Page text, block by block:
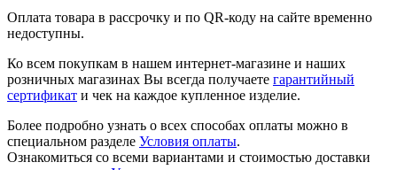
Оплата товара в рассрочку и по QR-коду на сайте временно
недоступны.
Ко всем покупкам в нашем интернет-магазине и наших
розничных магазинах Вы всегда получаете гарантийный
сертификат и чек на каждое купленное изделие.
Более подробно узнать о всех способах оплаты можно в
специальном разделе Условия оплаты.
Ознакомиться со всеми вариантами и стоимостью доставки